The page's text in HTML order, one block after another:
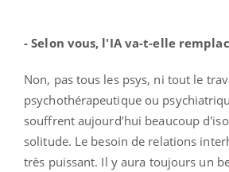
- Selon vous, l'IA va-t-elle
Non, pas tous les psys, ni tout le
psychothérapeutique ou
souffrent aujourd’hui beaucoup
solitude. Le besoin de relations
très puissant. Il y aura toujours un